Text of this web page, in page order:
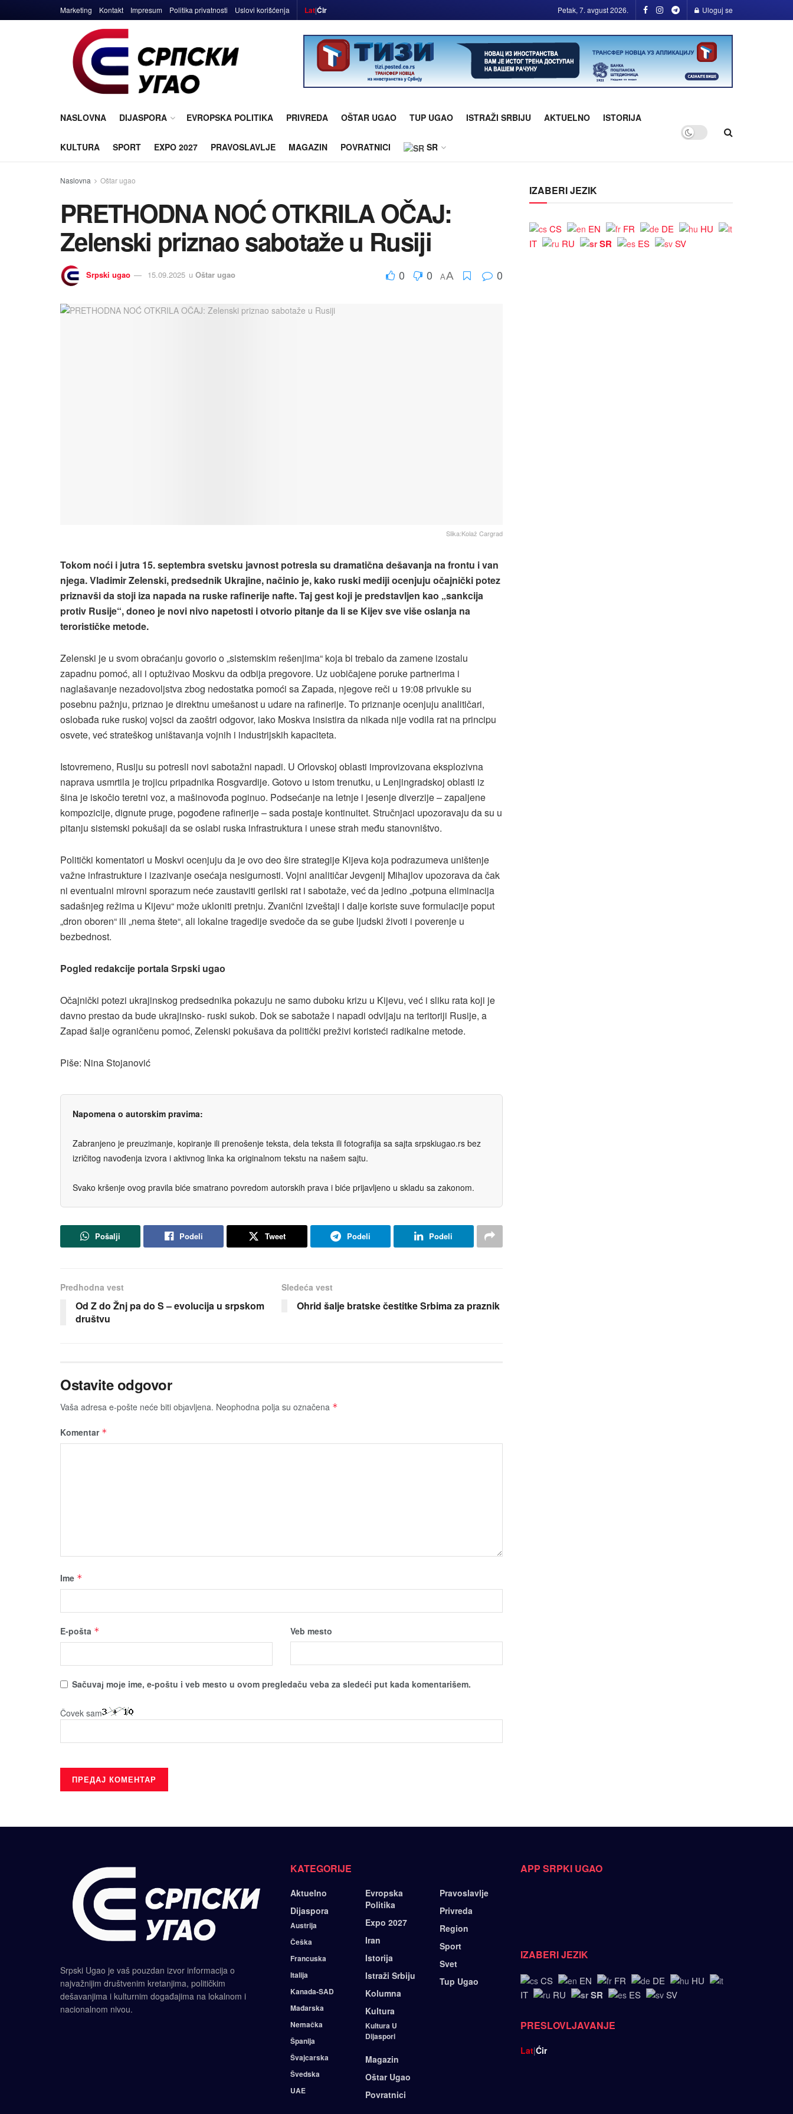
Marketing Kontakt Impresum Politika privatnosti Uslovi korišćenja Lat|Ćir Petak, 7. avgust 2026. Uloguj se
NASLOVNA DIJASPORA EVROPSKA POLITIKA PRIVREDA OŠTAR UGAO TUP UGAO ISTRAŽI SRBIJU AKTUELNO ISTORIJA
KULTURA SPORT EXPO 2027 PRAVOSLAVLJE MAGAZIN POVRATNICI SR
Naslovna Oštar ugao
PRETHODNA NOĆ OTKRILA OČAJ:
Zelenski priznao sabotaže u Rusiji
Srpski ugao 15.09.2025 u Oštar ugao 0 0 AA 0
Slika:Kolaž Cargrad
Tokom noći i jutra 15. septembra svetsku javnost potresla su dramatična dešavanja na frontu i van
njega. Vladimir Zelenski, predsednik Ukrajine, načinio je, kako ruski mediji ocenjuju očajnički potez
priznavši da stoji iza napada na ruske rafinerije nafte. Taj gest koji je predstavljen kao „sankcija
protiv Rusije“, doneo je novi nivo napetosti i otvorio pitanje da li se Kijev sve više oslanja na
terorističke metode.
Zelenski je u svom obraćanju govorio o „sistemskim rešenjima“ koja bi trebalo da zamene izostalu
zapadnu pomoć, ali i optuživao Moskvu da odbija pregovore. Uz uobičajene poruke partnerima i
naglašavanje nezadovoljstva zbog nedostatka pomoći sa Zapada, njegove reči u 19:08 privukle su
posebnu pažnju, priznao je direktnu umešanost u udare na rafinerije. To priznanje ocenjuju analitičari,
oslobađa ruke ruskoj vojsci da zaoštri odgovor, iako Moskva insistira da nikada nije vodila rat na principu
osvete, već strateškog uništavanja vojnih i industrijskih kapaciteta.
Istovremeno, Rusiju su potresli novi sabotažni napadi. U Orlovskoj oblasti improvizovana eksplozivna
naprava usmrtila je trojicu pripadnika Rosgvardije. Gotovo u istom trenutku, u Lenjingradskoj oblasti iz
šina je iskočio teretni voz, a mašinovođa poginuo. Podsećanje na letnje i jesenje diverzije – zapaljene
kompozicije, dignute pruge, pogođene rafinerije – sada postaje kontinuitet. Stručnjaci upozoravaju da su u
pitanju sistemski pokušaji da se oslabi ruska infrastruktura i unese strah među stanovništvo.
Politički komentatori u Moskvi ocenjuju da je ovo deo šire strategije Kijeva koja podrazumeva uništenje
važne infrastrukture i izazivanje osećaja nesigurnosti. Vojni analitičar Jevgenij Mihajlov upozorava da čak
ni eventualni mirovni sporazum neće zaustaviti gerilski rat i sabotaže, već da jedino „potpuna eliminacija
sadašnjeg režima u Kijevu“ može ukloniti pretnju. Zvanični izveštaji i dalje koriste suve formulacije poput
„dron oboren“ ili „nema štete“, ali lokalne tragedije svedoče da se gube ljudski životi i poverenje u
bezbednost.
Pogled redakcije portala Srpski ugao
Očajnički potezi ukrajinskog predsednika pokazuju ne samo duboku krizu u Kijevu, već i sliku rata koji je
davno prestao da bude ukrajinsko- ruski sukob. Dok se sabotaže i napadi odvijaju na teritoriji Rusije, a
Zapad šalje ograničenu pomoć, Zelenski pokušava da politički preživi koristeći radikalne metode.
Piše: Nina Stojanović
Napomena o autorskim pravima:
Zabranjeno je preuzimanje, kopiranje ili prenošenje teksta, dela teksta ili fotografija sa sajta srpskiugao.rs bez
izričitog navođenja izvora i aktivnog linka ka originalnom tekstu na našem sajtu.
Svako kršenje ovog pravila biće smatrano povredom autorskih prava i biće prijavljeno u skladu sa zakonom.
Pošalji Podeli Tweet Podeli Podeli
Predhodna vest
Od Z do Žnj pa do S – evolucija u srpskom
društvu
Sledeća vest
Ohrid šalje bratske čestitke Srbima za praznik
Ostavite odgovor
Vaša adresa e-pošte neće biti obјavljena. Neophodna polja su označena *
Komentar *
Ime *
E-pošta * Veb mesto
Sačuvaј moјe ime, e-poštu i veb mesto u ovom pregledaču veba za sledeći put kada komentarišem.
Čovek sam
IZABERI JEZIK
CS EN FR DE
HU
IT
RU SR ES SV
Srpski Ugao je vaš pouzdan izvor informacija o
najvažnijim društvenim kretanjima, političkim
dešavanjima i kulturnim događajima na lokalnom i
nacionalnom nivou.
KATEGORIJE
Aktuelno
Dijaspora
Austrija
Češka
Francuska
Italija
Kanada-SAD
Mađarska
Nemačka
Španija
Švajcarska
Švedska
UAE
Evropska
Politika
Expo 2027
Iran
Istorija
Istraži Srbiju
Kolumna
Kultura
Kultura U
Dijaspori
Magazin
Oštar Ugao
Povratnici
Pravoslavlje
Privreda
Region
Sport
Svet
Tup Ugao
APP SRPKI UGAO
IZABERI JEZIK
CS EN FR DE
HU
IT
RU SR ES SV
PRESLOVLJAVANJE
Lat|Ćir